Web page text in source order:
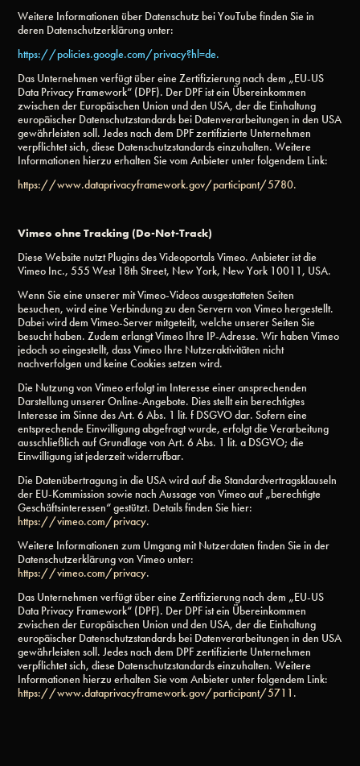
Weitere Informationen über Datenschutz bei YouTube finden Sie in
deren Datenschutzerklärung unter:
https://policies.google.com/privacy?hl=de.
Das Unternehmen verfügt über eine Zertifizierung nach dem „EU-US
Data Privacy Framework“ (DPF). Der DPF ist ein Übereinkommen
zwischen der Europäischen Union und den USA, der die Einhaltung
europäischer Datenschutzstandards bei Datenverarbeitungen in den USA
gewährleisten soll. Jedes nach dem DPF zertifizierte Unternehmen
verpflichtet sich, diese Datenschutzstandards einzuhalten. Weitere
Informationen hierzu erhalten Sie vom Anbieter unter folgendem Link:
https://www.dataprivacyframework.gov/participant/5780.
Vimeo ohne Tracking (Do-Not-Track)
Diese Website nutzt Plugins des Videoportals Vimeo. Anbieter ist die
Vimeo Inc., 555 West 18th Street, New York, New York 10011, USA.
Wenn Sie eine unserer mit Vimeo-Videos ausgestatteten Seiten
besuchen, wird eine Verbindung zu den Servern von Vimeo hergestellt.
Dabei wird dem Vimeo-Server mitgeteilt, welche unserer Seiten Sie
besucht haben. Zudem erlangt Vimeo Ihre IP-Adresse. Wir haben Vimeo
jedoch so eingestellt, dass Vimeo Ihre Nutzeraktivitäten nicht
nachverfolgen und keine Cookies setzen wird.
Die Nutzung von Vimeo erfolgt im Interesse einer ansprechenden
Darstellung unserer Online-Angebote. Dies stellt ein berechtigtes
Interesse im Sinne des Art. 6 Abs. 1 lit. f DSGVO dar. Sofern eine
entsprechende Einwilligung abgefragt wurde, erfolgt die Verarbeitung
ausschließlich auf Grundlage von Art. 6 Abs. 1 lit. a DSGVO; die
Einwilligung ist jederzeit widerrufbar.
Die Datenübertragung in die USA wird auf die Standardvertragsklauseln
der EU-Kommission sowie nach Aussage von Vimeo auf „berechtigte
Geschäftsinteressen“ gestützt. Details finden Sie hier:
https://vimeo.com/privacy.
Weitere Informationen zum Umgang mit Nutzerdaten finden Sie in der
Datenschutzerklärung von Vimeo unter:
https://vimeo.com/privacy.
Das Unternehmen verfügt über eine Zertifizierung nach dem „EU-US
Data Privacy Framework“ (DPF). Der DPF ist ein Übereinkommen
zwischen der Europäischen Union und den USA, der die Einhaltung
europäischer Datenschutzstandards bei Datenverarbeitungen in den USA
gewährleisten soll. Jedes nach dem DPF zertifizierte Unternehmen
verpflichtet sich, diese Datenschutzstandards einzuhalten. Weitere
Informationen hierzu erhalten Sie vom Anbieter unter folgendem Link:
https://www.dataprivacyframework.gov/participant/5711 .